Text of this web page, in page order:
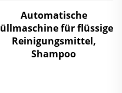
Automatische
für flüssige
Reinigungsmittel,
Shampoo